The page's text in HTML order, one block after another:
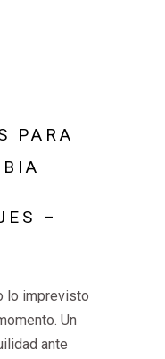
PARA
–
lo imprevisto
Un
ante